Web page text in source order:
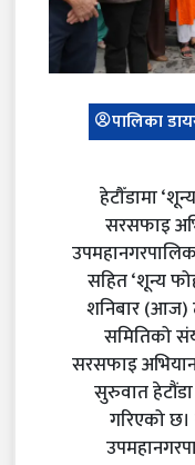
पालिका
हेटौँडामा
सरसफाइ
सहित ‘शून्य
शनिबार (आज)
समितिको
सरसफाइ
सुरुवात
गरिएको